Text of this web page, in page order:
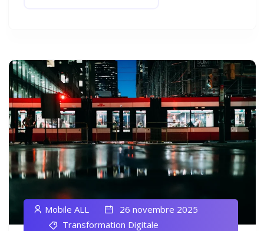
Mobile ALL
26 novembre 2025
Transformation Digitale